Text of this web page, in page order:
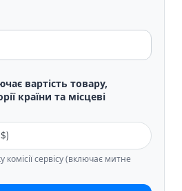
вартість товару,
країни та місцеві
комісії сервісу (включає митне